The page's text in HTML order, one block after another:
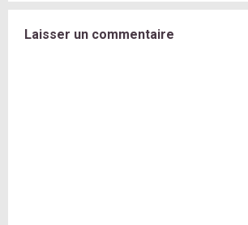
Laisser un commentaire